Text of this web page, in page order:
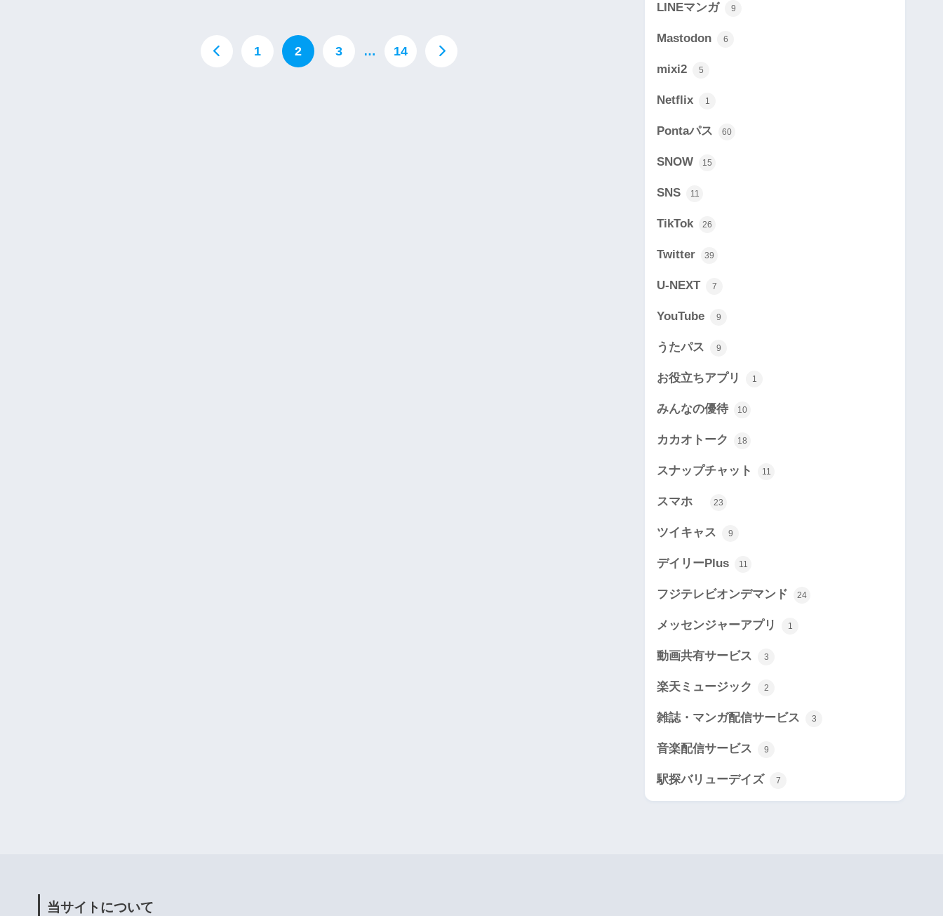
1 2 3 … 14
LINEマンガ 9
Mastodon 6
mixi2 5
Netflix 1
Pontaパス 60
SNOW 15
SNS 11
TikTok 26
Twitter 39
U-NEXT 7
YouTube 9
うたパス 9
お役立ちアプリ 1
みんなの優待 10
カカオトーク 18
スナップチャット 11
スマホ 23
ツイキャス 9
デイリーPlus 11
フジテレビオンデマンド 24
メッセンジャーアプリ 1
動画共有サービス 3
楽天ミュージック 2
雑誌・マンガ配信サービス 3
音楽配信サービス 9
駅探バリューデイズ 7
当サイトについて